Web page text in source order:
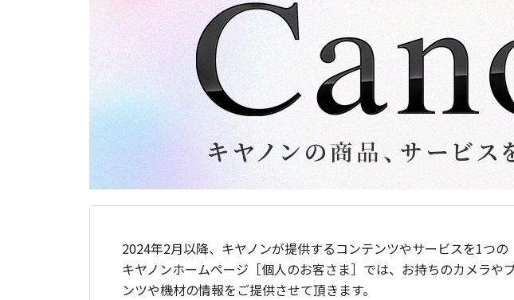
2024年2月以降、キヤノンが提供するコンテンツやサービスを1つ
キヤノンホームページ［個人のお客さま］では、お持ちのカメラ
ンツや機材の情報をご提供させて頂きます。